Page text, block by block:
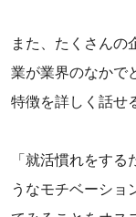
また、たくさんの
業が業界のなかで
特徴を詳しく話せ
「就活慣れをす
うなモチベーショ